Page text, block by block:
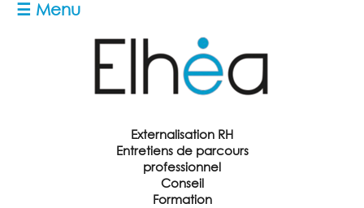
☰ Menu
Externalisation RH
Entretiens de parcours
professionnel
Conseil
Formation